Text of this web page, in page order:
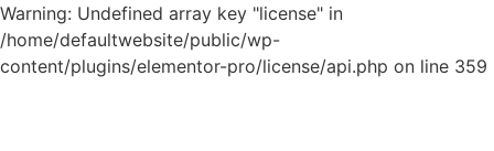
Warning: Undefined array key "license" in
/home/defaultwebsite/public/wp-
content/plugins/elementor-pro/license/api.php on line 359